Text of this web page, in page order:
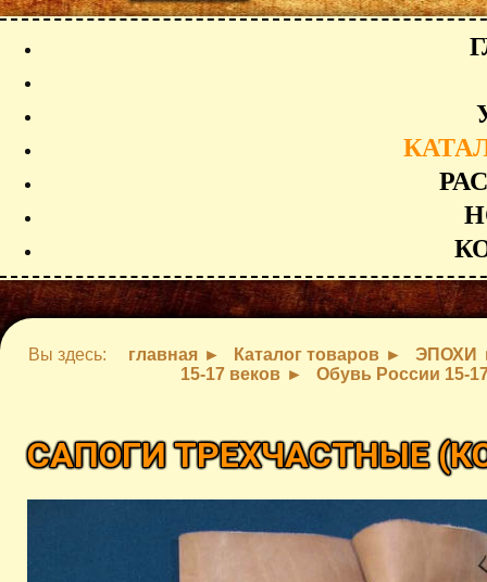
Вы здесь: главная Каталог товаров
ЭПОХИ
15-17 веков
Обувь России 15-
САПОГИ ТРЕХЧАСТНЫЕ